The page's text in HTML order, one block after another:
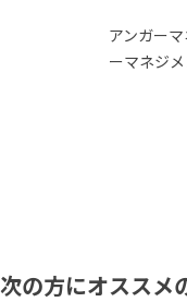
アンガー
ーマネジ
次の方にオススメ